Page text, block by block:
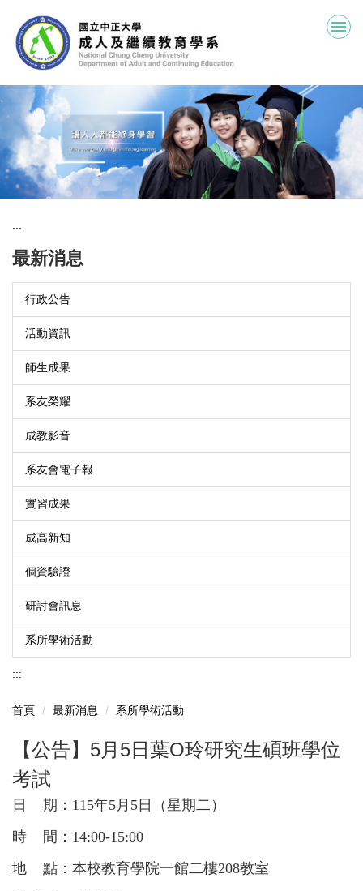
到
主
區
:::
最新消息
行政公告
活動資訊
師生成果
系友榮耀
成教影音
系友會電子報
實習成果
成高新知
個資驗證
研討會訊息
系所學術活動
:::
首頁 最新消息 系所學術活動
【公告】5月5日葉O玲研究生碩班學位
考試
日 期：115年5月5日（星期二 ）
時 間：14:00-15:00
地 點：本校教育學院一館二樓208教室